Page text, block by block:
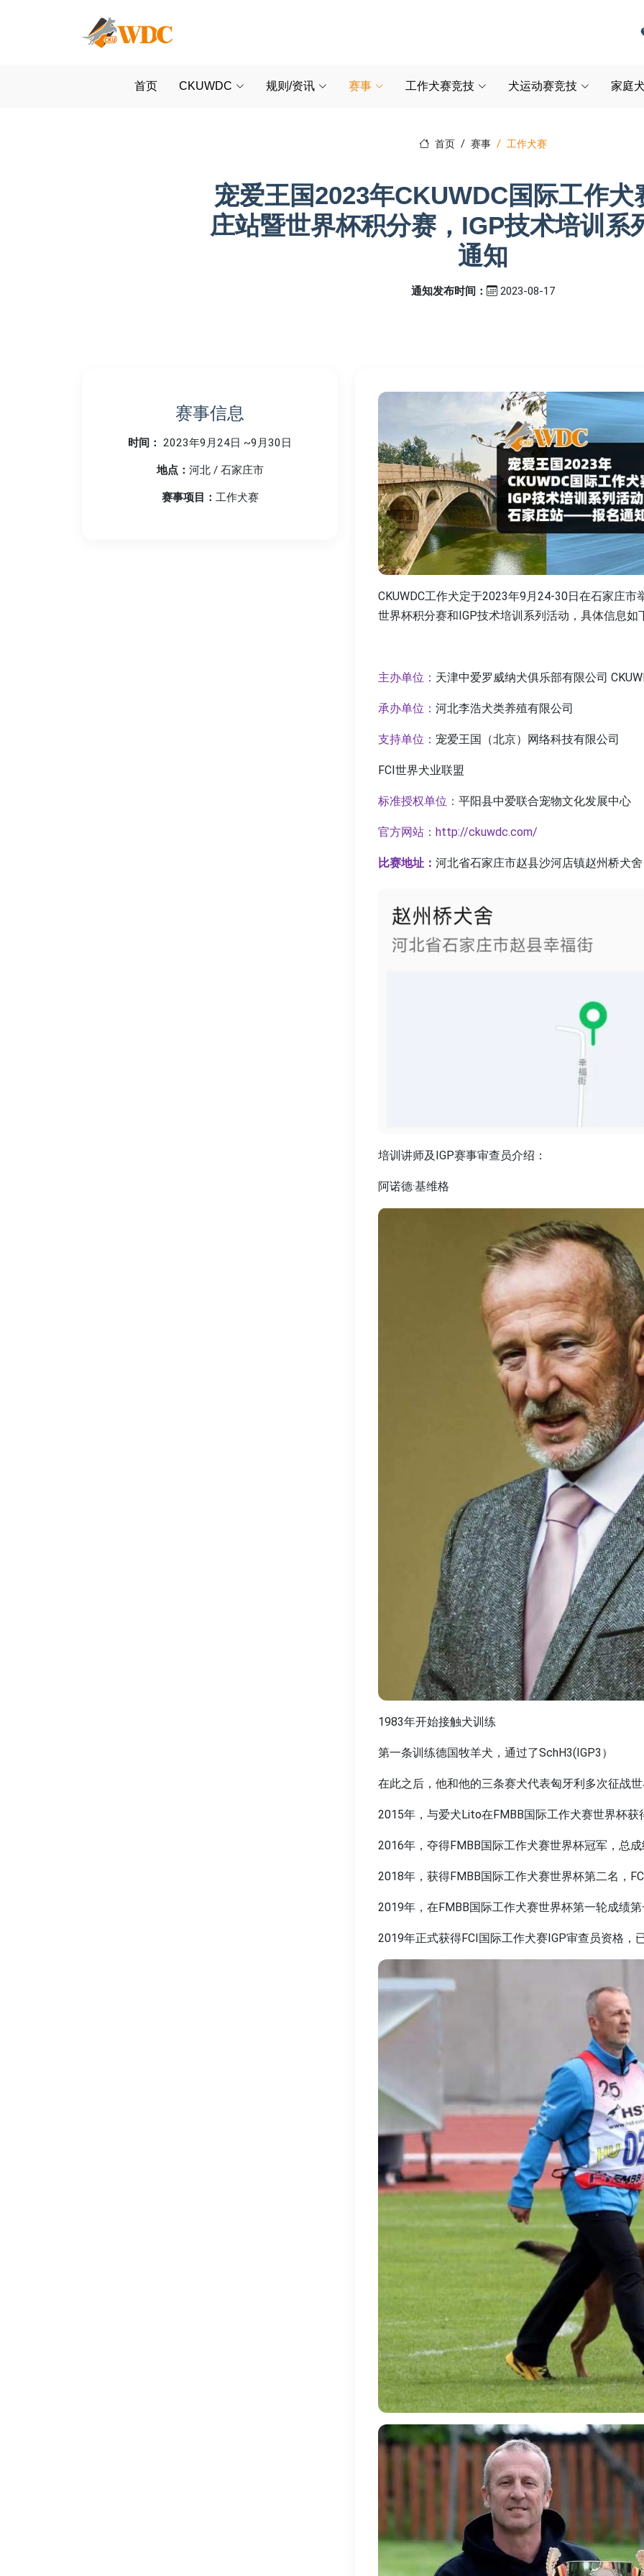
首页 CKUWDC 规则/资讯 赛事 工作犬赛竞技 犬运动赛竞技 家庭
首页 赛事 工作犬赛
宠爱王国2023年CKUWDC国际工作犬
庄站暨世界杯积分赛，IGP技术培训系
通知
通知发布时间： 2023-08-17
赛事信息
时间： 2023年9月24日 ~9月30日
地点： 河北 / 石家庄市
赛事项目： 工作犬赛
CKUWDC工作犬定于2023年9月24-30日在石家庄市
世界杯积分赛和IGP技术培训系列活动，具体信息如
主办单位： 天津中爱罗威纳犬俱乐部有限公司
承办单位： 河北李浩犬类养殖有限公司
支持单位： 宠爱王国（北京）网络科技有限公司
FCI世界犬业联盟
标准授权单位： 平阳县中爱联合宠物文化发展中心
官方网站：http://ckuwdc.com/
比赛地址： 河北省石家庄市赵县沙河店镇赵州桥犬舍
培训讲师及IGP赛事审查员介绍：
阿诺德·基维格
1983年开始接触犬训练
第一条训练德国牧羊犬，通过了SchH3(IGP3）
在此之后，他和他的三条赛犬代表匈牙利多次征战
2015年，与爱犬Lito在FMBB国际工作犬赛世界杯获
2016年，夺得FMBB国际工作犬赛世界杯冠军，总
2018年，获得FMBB国际工作犬赛世界杯第二名，
2019年，在FMBB国际工作犬赛世界杯第一轮成绩
2019年正式获得FCI国际工作犬赛IGP审查员资格，